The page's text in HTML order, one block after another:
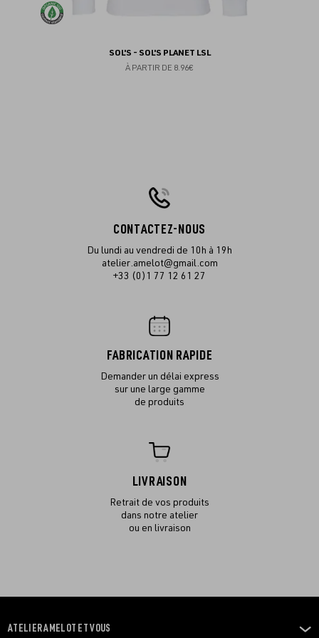
SOL'S - SOL'S PLANET LSL
À PARTIR DE 8.96€
CONTACTEZ-NOUS
Du lundi au vendredi de 10h à 19h
atelier.amelot@gmail.com
+33 (0)1 77 12 61 27
FABRICATION RAPIDE
Demander un délai express
sur une large gamme
de produits
LIVRAISON
Retrait de vos produits
dans notre atelier
ou en livraison
OUVRIR
ATELIER AMELOT ET VOUS